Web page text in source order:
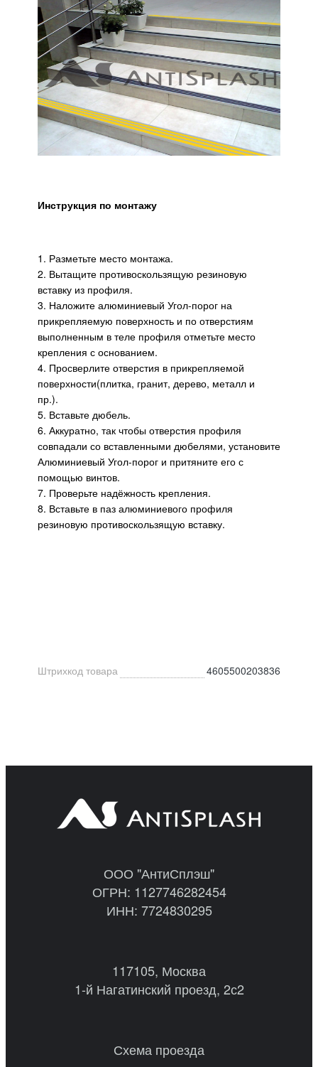
Инструкция по монтажу
1. Разметьте место монтажа.
2. Вытащите противоскользящую резиновую
вставку из профиля.
3. Наложите алюминиевый Угол-порог на
прикрепляемую поверхность и по отверстиям
выполненным в теле профиля отметьте место
крепления с основанием.
4. Просверлите отверстия в прикрепляемой
поверхности(плитка, гранит, дерево, металл и
пр.).
5. Вставьте дюбель.
6. Аккуратно, так чтобы отверстия профиля
совпадали со вставленными дюбелями, установите
Алюминиевый Угол-порог и притяните его с
помощью винтов.
7. Проверьте надёжность крепления.
8. Вставьте в паз алюминиевого профиля
резиновую противоскользящую вставку.
Штрихкод товара 4605500203836
ООО "АнтиСплэш"
ОГРН: 1127746282454
ИНН: 7724830295
117105, Москва
1-й Нагатинский проезд, 2с2
Схема проезда